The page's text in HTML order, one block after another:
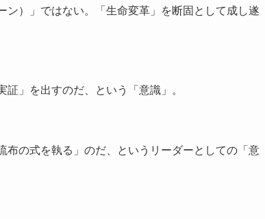
）」ではない。「生命変革」を断固として成し遂
」を出すのだ、という「意識」。
の式を執る」のだ、というリーダーとしての「意